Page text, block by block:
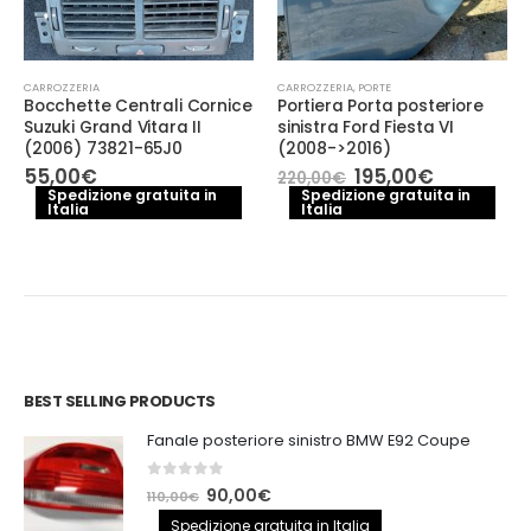
CARROZZERIA
Bocchette Centrali Cornice
Suzuki Grand Vitara II
(2006) 73821-65J0
55,00€
Spedizione gratuita in
Italia
CARROZZERIA, PORTE
Portiera Porta posteriore
sinistra Ford Fiesta VI
(2008->2016)
220,00€ Il
prezzo
originale
195,00€Il
prezzo
attuale
Spedizione gratuita in
Italia
BEST SELLING PRODUCTS
Fanale posteriore sinistro BMW E92 Coupe
out of 5
110,00€ Il
prezzo
90,00€Il
prezzo
Spedizione gratuita in Italia